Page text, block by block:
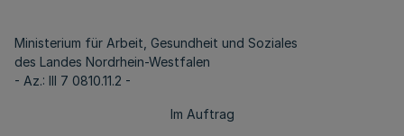
Ministerium für Arbeit, Gesundheit und Soziales
des Landes Nordrhein-Westfalen
- Az.: III 7 0810.11.2 -
Im Auftrag